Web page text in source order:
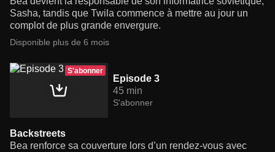
Sasha, tandis que Twila commence à mettre au jour un
complot de plus grande envergure.
Disponible plus de 6 mois
S'abonner
Episode 3
45 min
S'abonner
Backstreets
Bea renforce sa couverture lors d’un rendez-vous avec